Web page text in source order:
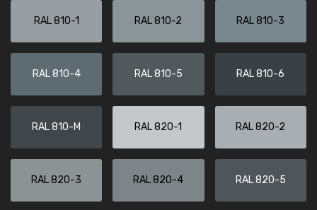
RAL 810-1 RAL 810-2 RAL 810-3
RAL 810-4 RAL 810-5 RAL 810-6
RAL 810-M RAL 820-1 RAL 820-2
RAL 820-3 RAL 820-4 RAL 820-5